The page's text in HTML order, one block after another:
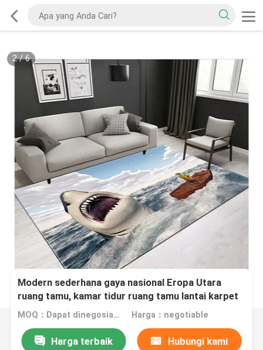
2/6
Modern sederhana gaya nasional Eropa Utara
ruang tamu, kamar tidur ruang tamu lantai karpet
MOQ：Dapat dinegosiasikan Harga：negotiable
Harga terbaik Hubungi kami